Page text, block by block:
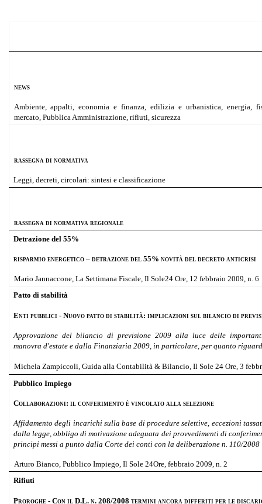
news
Ambiente, appalti, economia e finanza, edilizia e urbanistica, energia,
mercato, Pubblica Amministrazione, rifiuti, sicurezza
rassegna di normativa
Leggi, decreti, circolari: sintesi e classificazione
rassegna di normativa regionale
Detrazione del 55%
risparmio energetico – detrazione del 55% novità del decreto anticrisi
Mario Jannaccone, La Settimana Fiscale, Il Sole24 Ore, 12 febbraio 2009, n. 6
Patto di stabilità
Enti pubblici - Nuovo patto di stabilità: implicazioni sul bilancio di
Approvazione del bilancio di previsione 2009 alla luce delle
manovra d'estate e dalla Finanziaria 2009, in particolare, per quanto
Michela Zampiccoli, Guida alla Contabilità & Bilancio, Il Sole 24 Ore, 3
Pubblico Impiego
Collaborazioni: il conferimento è vincolato alla selezione
Affidamento degli incarichi sulla base di procedure selettive, eccezioni
dalla legge, obbligo di motivazione adeguata dei provvedimenti di
principi messi a punto dalla Corte dei conti con la deliberazione n. 110/2008
Arturo Bianco, Pubblico Impiego, Il Sole 24Ore, febbraio 2009, n. 2
Rifiuti
Proroghe - Con il D.L. n. 208/2008 termini ancora differiti per le